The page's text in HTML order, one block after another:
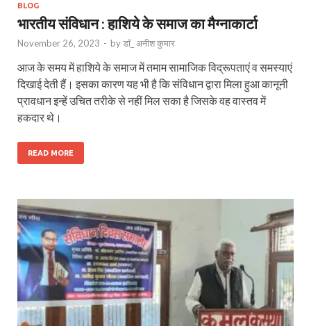
BLOG
भारतीय संविधान : हाशिये के समाज का मैग्नाकार्टा
November 26, 2023 - byडॉ_ अनीश कुमार
आज के समय में हाशिये के समाज में तमाम सामाजिक विद्रूपताएं व समस्याएं
दिखाई देती हैं। इसका कारण यह भी है कि संविधान द्वारा मिला हुआ कानूनी
प्रावधान इन्हें उचित तरीके से नहीं मिल सका है जिसके वह वास्तव में
हकदार थे।
READ MORE